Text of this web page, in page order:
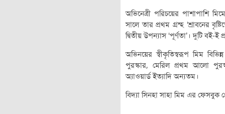
অভিনেত্রী পরিচয়ের পাশাপাশি
সালে তার প্রথম গ্রন্হ ‘শ্রাবনের
দ্বিতীয় উপন্যাস ‘পূর্ণতা’। দুটি বই-ই
অভিনয়ের স্বীকৃতিস্বরূপ মিম
পুরস্কার, মেরিল প্রথম আলো
অ্যাওয়ার্ড ইত্যাদি অন্যতম।
বিদ্যা সিনহা সাহা মিম এর ফেসবুক